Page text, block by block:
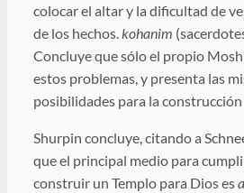
colocar el altar y la dificultad de
de los hechos.kohanim
Concluye que sólo el propio
estos problemas, y presenta las
posibilidades para la
Shurpin concluye, citando a
que el principal medio para
construir un Templo para Dios es